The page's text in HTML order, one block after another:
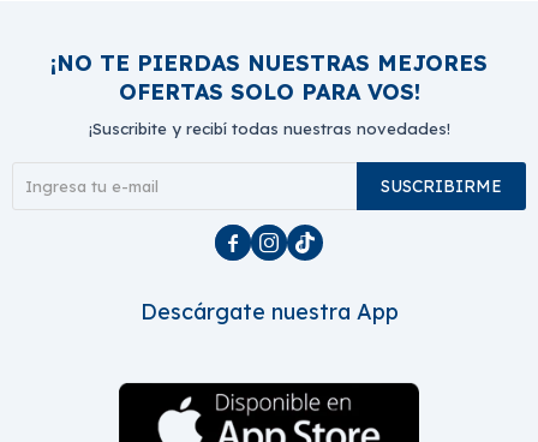
¡NO TE PIERDAS NUESTRAS MEJORES
OFERTAS SOLO PARA VOS!
¡Suscribite y recibí todas nuestras novedades!
SUSCRIBIRME
  
Descárgate nuestra App